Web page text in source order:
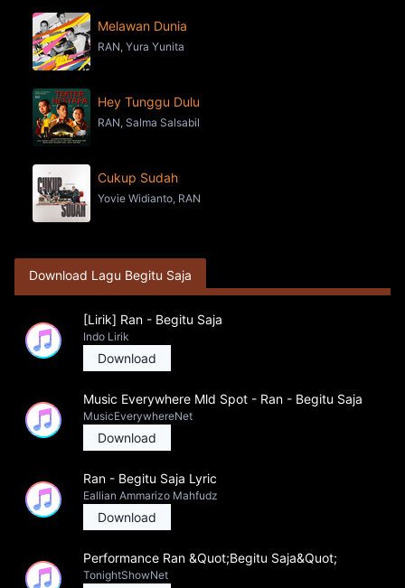
Melawan Dunia
RAN, Yura Yunita
Hey Tunggu Dulu
RAN, Salma Salsabil
Cukup Sudah
Yovie Widianto, RAN
Download Lagu Begitu Saja
[Lirik] Ran - Begitu Saja
Indo Lirik
Download
Music Everywhere Mld Spot - Ran - Begitu Saja
MusicEverywhereNet
Download
Ran - Begitu Saja Lyric
Eallian Ammarizo Mahfudz
Download
Performance Ran &Quot;Begitu Saja&Quot;
TonightShowNet